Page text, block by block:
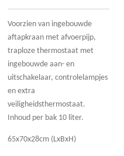
Voorzien van ingebouwde
aftapkraan met afvoerpijp,
traploze thermostaat met
ingebouwde aan- en
uitschakelaar, controlelampjes
en extra
veiligheidsthermostaat.
Inhoud per bak 10 liter.
65x70x28cm (LxBxH)